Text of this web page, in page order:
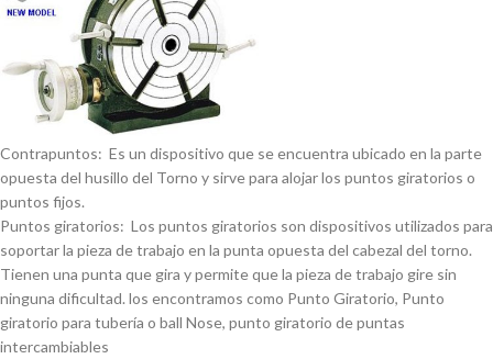
Contrapuntos: Es un dispositivo que se encuentra ubicado en la parte
opuesta del husillo del Torno y sirve para alojar los puntos giratorios o
puntos fijos.
Puntos giratorios: Los puntos giratorios son dispositivos utilizados para
soportar la pieza de trabajo en la punta opuesta del cabezal del torno.
Tienen una punta que gira y permite que la pieza de trabajo gire sin
ninguna dificultad. los encontramos como Punto Giratorio, Punto
giratorio para tuberí­a o ball Nose, punto giratorio de puntas
intercambiables